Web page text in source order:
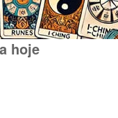
hoje